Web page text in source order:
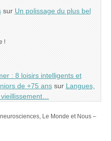
sur Un polissage du plus bel
!
: 8 loisirs intelligents et
de +75 anssur Langues,
Le Monde et Nous –